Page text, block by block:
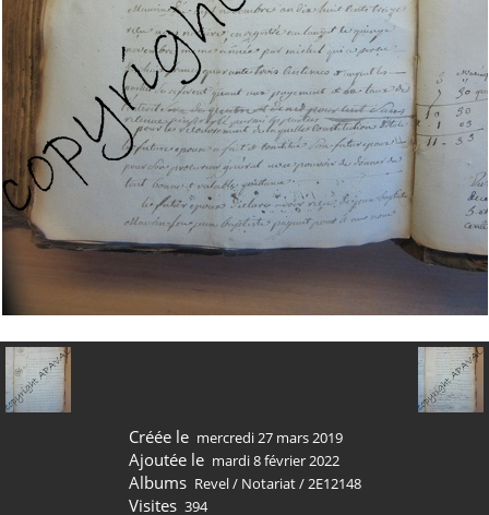
Créée le mercredi 27 mars 2019
Ajoutée le mardi 8 février 2022
Albums Revel/ Notariat/2E12148
Visites 394